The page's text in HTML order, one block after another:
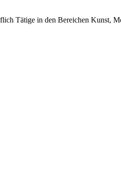
Tätige in den Bereichen Kunst,